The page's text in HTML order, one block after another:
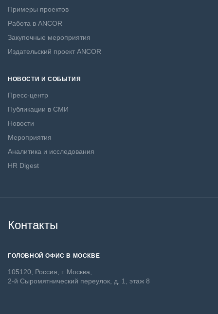
Примеры проектов
Работа в ANCOR
Закупочные мероприятия
Издательский проект ANCOR
НОВОСТИ И СОБЫТИЯ
Пресс-центр
Публикации в СМИ
Новости
Мероприятия
Аналитика и исследования
HR Digest
Контакты
ГОЛОВНОЙ ОФИС В МОСКВЕ
105120, Россия, г. Москва,
2-й Сыромятнический переулок, д. 1, этаж 8